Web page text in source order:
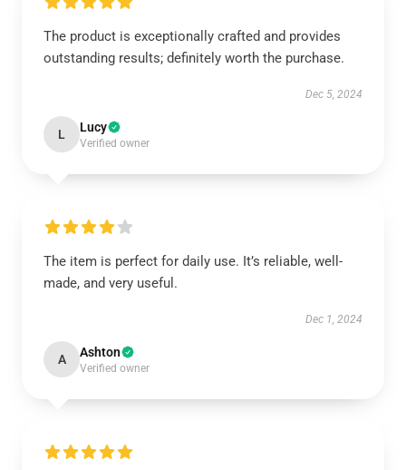
The product is exceptionally crafted and provides
outstanding results; definitely worth the purchase.
Dec 5, 2024
L Lucy
Verified owner
The item is perfect for daily use. It’s reliable, well-
made, and very useful.
Dec 1, 2024
A Ashton
Verified owner